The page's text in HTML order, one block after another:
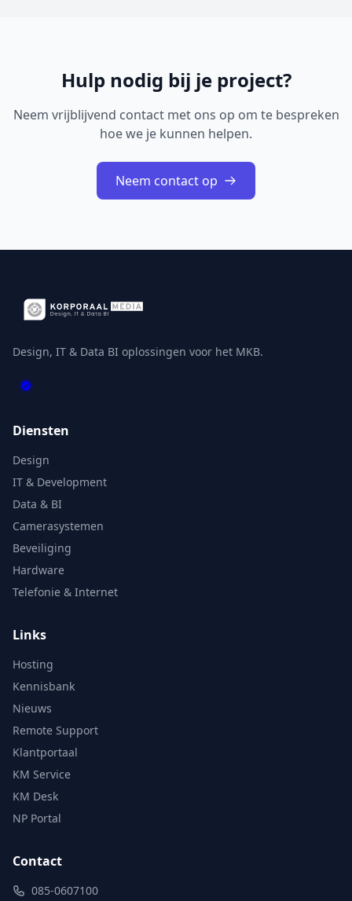
Hulp nodig bij je project?
Neem vrijblijvend contact met ons op om te bespreken
hoe we je kunnen helpen.
Neem contact op
Design, IT & Data BI oplossingen voor het MKB.
Diensten
Design
IT & Development
Data & BI
Camerasystemen
Beveiliging
Hardware
Telefonie & Internet
Links
Hosting
Kennisbank
Nieuws
Remote Support
Klantportaal
KM Service
KM Desk
NP Portal
Contact
085-0607100